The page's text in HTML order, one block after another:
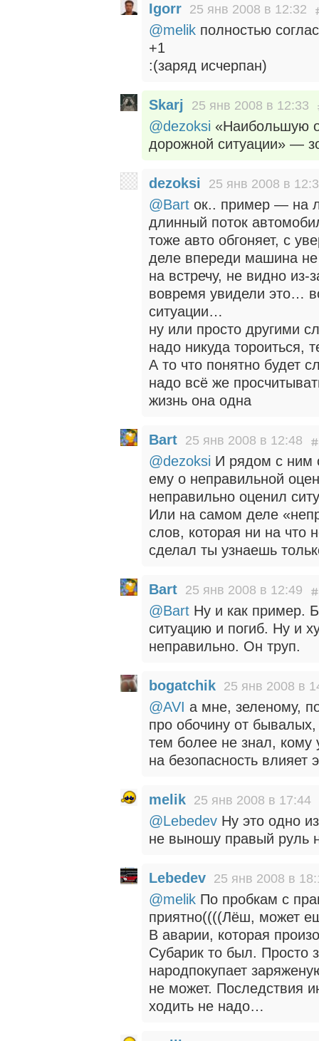
Igorr 25 янв 2008 в 12:32
@melik полностью
+1
:(заряд исчерпан)
Skarj 25 янв 2008 в 12:33
@dezoksi «Наибольшую
дорожной ситуации» —
dezoksi 25 янв 2008 в
@Bart ок.. пример — на
длинный поток
тоже авто обгоняет, с
деле впереди машина не
на встречу, не видно
вовремя увидели это…
ситуации…
ну или просто
надо никуда тороиться,
А то что понятно будет
надо всё же
жизнь она одна
Bart 25 янв 2008 в 12:48
@dezoksi И рядом с ним
ему о неправильной
неправильно оценил
Или на самом деле
слов, которая ни на что
сделал ты узнаешь
Bart 25 янв 2008 в 12:49
@Bart Ну и как пример.
ситуацию и погиб. Ну и
неправильно. Он труп.
bogatchik 25 янв 2008 в
@AVI а мне, зеленому,
про обочину от
тем более не знал, кому
на безопасность влияет
melik 25 янв 2008 в 17:44
@Lebedev Ну это одно
не выношу правый руль
Lebedev 25 янв 2008 в
@melik По пробкам с
приятно((((Лёш, может
В аварии, которая
Субарик то был. Просто
народпокупает
не может. Последствия
ходить не надо…